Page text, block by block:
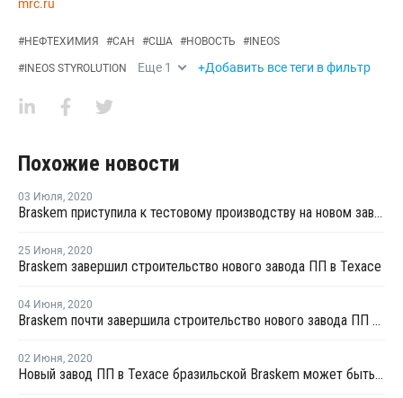
mrc.ru
#НЕФТЕХИМИЯ #САН #США #НОВОСТЬ #INEOS
#INEOS STYROLUTION Еще 1 +Добавить все теги в фильтр
Похожие новости
03 Июля, 2020
Braskem приступила к тестовому производству на новом заводе ПП в Техасе
25 Июня, 2020
Braskem завершил строительство нового завода ПП в Техасе
04 Июня, 2020
Braskem почти завершила строительство нового завода ПП в Техасе
02 Июня, 2020
Новый завод ПП в Техасе бразильской Braskem может быть запущен в третьем квартале этого года